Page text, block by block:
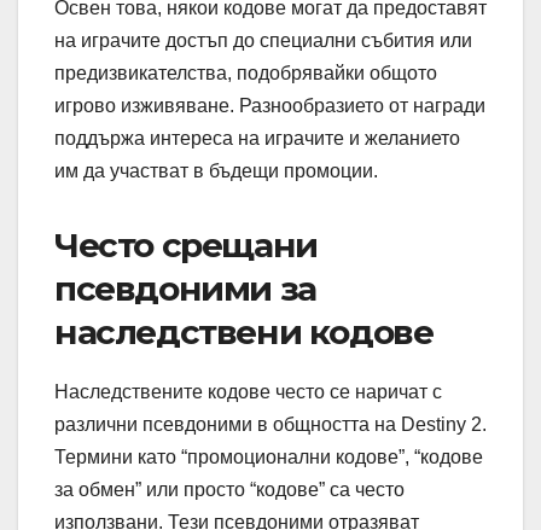
Освен това, някои кодове могат да предоставят
на играчите достъп до специални събития или
предизвикателства, подобрявайки общото
игрово изживяване. Разнообразието от награди
поддържа интереса на играчите и желанието
им да участват в бъдещи промоции.
Често срещани
псевдоними за
наследствени кодове
Наследствените кодове често се наричат с
различни псевдоними в общността на Destiny 2.
Термини като “промоционални кодове”, “кодове
за обмен” или просто “кодове” са често
използвани. Тези псевдоними отразяват